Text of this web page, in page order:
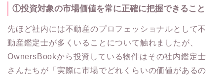
①投資対象の市場価値を常に正確に把握できること
先ほど社内には不動産のプロフェッショナルとして不
動産鑑定士が多くいることについて触れましたが、
OwnersBookから投資している物件はその社内鑑定士
さんたちが「実際に市場でどれくらいの価値があるの